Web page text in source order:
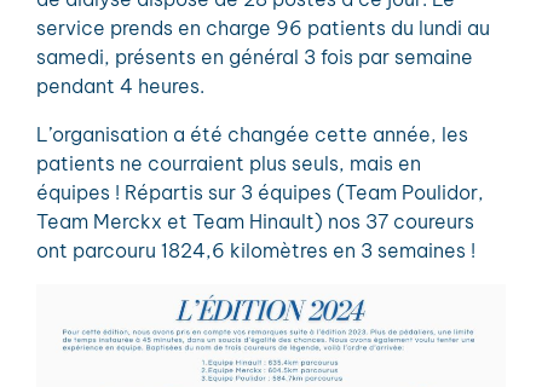
service prends en charge 96 patients du lundi au
samedi, présents en général 3 fois par semaine
pendant 4 heures.
L’organisation a été changée cette année, les
patients ne courraient plus seuls, mais en
équipes ! Répartis sur 3 équipes (Team Poulidor,
Team Merckx et Team Hinault) nos 37 coureurs
ont parcouru 1824,6 kilomètres en 3 semaines !